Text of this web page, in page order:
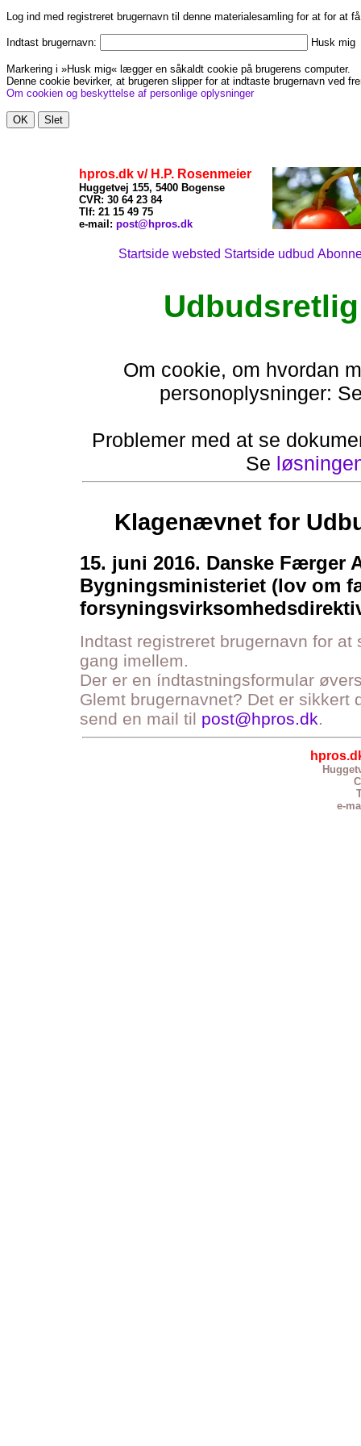
Log ind med registreret brugernavn til denne materialesamling for at for at
Indtast brugernavn: Husk mig
Markering i »Husk mig« lægger en såkaldt cookie på brugerens computer.
Denne cookie bevirker, at brugeren slipper for at indtaste brugernavn ved
Om cookien og beskyttelse af personlige oplysninger
hpros.dk v/ H.P. Rosenmeier
Huggetvej 155, 5400 Bogense
CVR: 30 64 23 84
Tlf: 21 15 49 75
e-mail: post@hpros.dk
Startside websted Startside udbud
Om cookie, om hvordan
personoplysninger:
Problemer med at se
Se
Klagenævnet for
15. juni 2016. Danske Færger
Bygningsministeriet (lov om
Indtast registreret brugernavn for
gang imellem.
Der er en índtastningsformular
Glemt brugernavnet? Det er sikkert
send en mail til post@hpros.dk.
e-